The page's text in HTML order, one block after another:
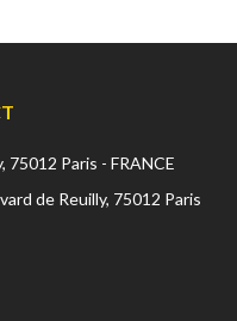
Paris - FRANCE
de Reuilly, 75012 Paris